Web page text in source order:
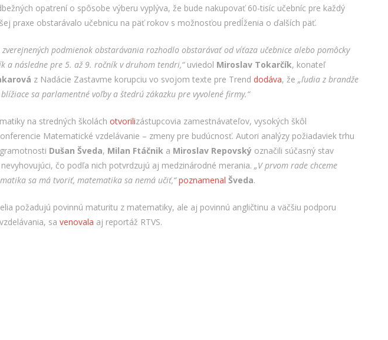
opatrení o spôsobe výberu vyplýva, že bude nakupovať 60-tisíc učebníc pre každý
praxe obstarávalo učebnicu na päť rokov s možnosťou predĺženia o ďalších päť.
podmienok obstarávania rozhodlo obstarávať od víťaza učebnice alebo pomôcky
a následne pre 5. až 9. ročník v druhom tendri,“uviedol Miroslav Tokarčík, konateľ
z Nadácie Zastavme korupciu vo svojom texte pre Trend dodáva, že „ľudia z brandže
sa parlamentné voľby a štedrú zákazku pre vyvolené firmy.“
na stredných školách otvorilizástupcovia zamestnávateľov, vysokých škôl
Matematické vzdelávanie – zmeny pre budúcnosť. Autori analýzy požiadaviek trhu
Dušan Šveda, Milan Ftáčnik a Miroslav Repovskýoznačili súčasný stav
čo podľa nich potvrdzujú aj medzinárodné merania. „V prvom rade chceme
sa má tvoriť, matematika sa nemá učiť,“ poznamenal Šveda.
požadujú povinnú maturitu z matematiky, ale aj povinnú angličtinu a väčšiu podporu
sa venovala aj reportáž RTVS.